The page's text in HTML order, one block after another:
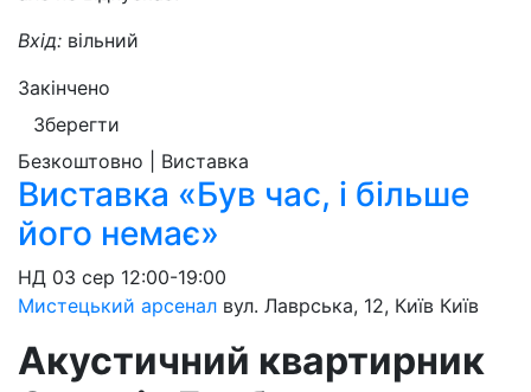
Вхід: вільний
Закінчено
Зберегти
Безкоштовно | Виставка
Виставка «Був час, і більше
його немає»
НД 03 сер 12:00-19:00
Мистецький арсенал вул. Лаврська, 12, Київ Київ
Акустичний квартирник